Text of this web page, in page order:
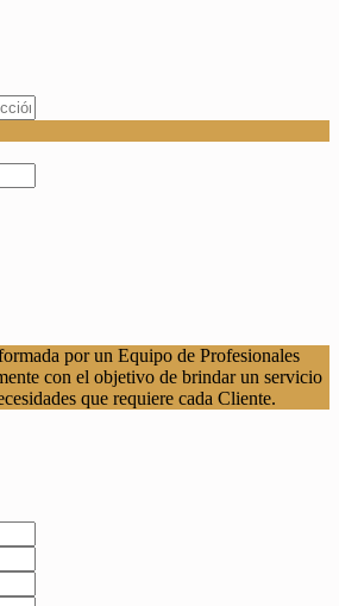
por un Equipo de Profesionales
con el objetivo de brindar un servicio
que requiere cada Cliente.